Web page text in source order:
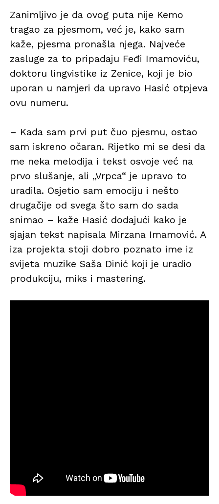
Zanimljivo je da ovog puta nije Kemo
tragao za pjesmom, već je, kako sam
kaže, pjesma pronašla njega. Najveće
zasluge za to pripadaju Feđi Imamoviću,
doktoru lingvistike iz Zenice, koji je bio
uporan u namjeri da upravo Hasić otpjeva
ovu numeru.
– Kada sam prvi put čuo pjesmu, ostao
sam iskreno očaran. Rijetko mi se desi da
me neka melodija i tekst osvoje već na
prvo slušanje, ali „Vrpca“ je upravo to
uradila. Osjetio sam emociju i nešto
drugačije od svega što sam do sada
snimao – kaže Hasić dodajući kako je
sjajan tekst napisala Mirzana Imamović. A
iza projekta stoji dobro poznato ime iz
svijeta muzike Saša Dinić koji je uradio
produkciju, miks i mastering.